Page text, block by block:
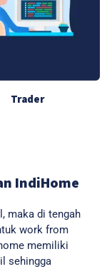
Trader
IndiHome
maka di tengah
work from
memiliki
sehingga